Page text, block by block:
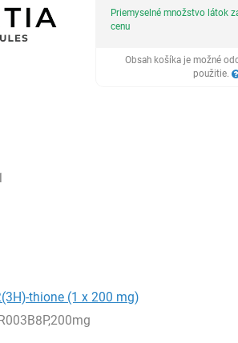
Priemyselné množstvo látok
cenu
Obsah košíka je možné
použitie.
thione (1 x 200 mg)